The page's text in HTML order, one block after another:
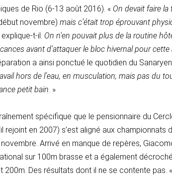
de Rio (6-13 août 2016). « On devait faire
novembre) mais c’était trop éprouvant
t-il. On n'en pouvait plus de la routine
avant d’attaquer le bloc hivernal pour
a ainsi ponctué le quotidien du
hors de l’eau, en musculation, mais pas du
petit bain. »
spécifique que le pensionnaire du
rejoint en 2007) s’est aligné aux championnats
Arrivé en manque de repères,
sur 100m brasse et a également
200m. Des résultats dont il ne se contente pas. «